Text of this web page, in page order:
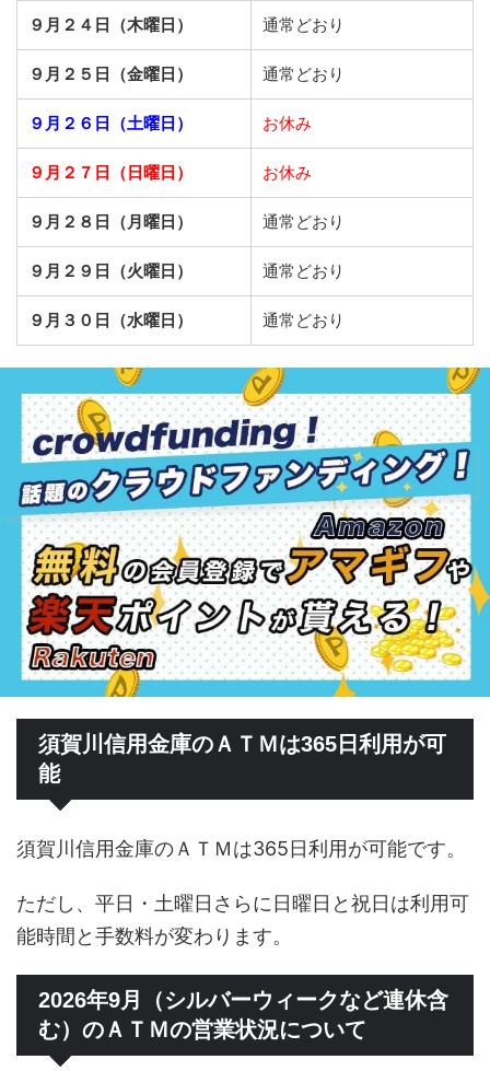
９月２４日（木曜日） 通常どおり
９月２５日（金曜日） 通常どおり
９月２６日（土曜日） お休み
９月２７日（日曜日） お休み
９月２８日（月曜日） 通常どおり
９月２９日（火曜日） 通常どおり
９月３０日（水曜日） 通常どおり
須賀川信用金庫のＡＴＭは365日利用が可
能
須賀川信用金庫のＡＴＭは365日利用が可能です。
ただし、平日・土曜日さらに日曜日と祝日は利用可
能時間と手数料が変わります。
2026年9月（シルバーウィークなど連休含
む）のＡＴＭの営業状況について